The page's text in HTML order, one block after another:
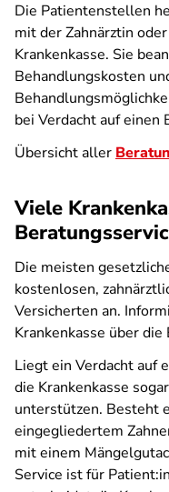
Die Patientenstellen
mit der Zahnärztin
Krankenkasse. Sie
Behandlungskosten
bei Verdacht auf einen
Übersicht aller
Viele
Die meisten
kostenlosen,
Versicherten an.
Krankenkasse über
Liegt ein Verdacht auf
die Krankenkasse
unterstützen. Besteht
eingegliedertem
mit einem
Service ist für